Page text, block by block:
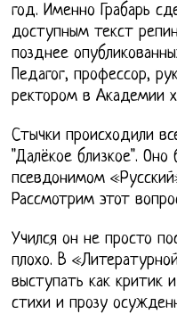
год. Именно Грабарь
доступным текст
позднее
Педагог, профессор,
ректором в Академии
Стычки происходили
"Далёкое близкое".
псевдонимом
Рассмотрим этот
Учился он не просто
плохо. В
выступать как критик
стихи и прозу